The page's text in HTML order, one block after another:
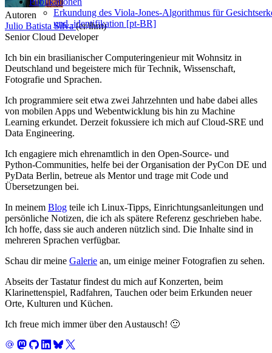
Erkundung des Viola-Jones-Algorithmus für
und -identifikation [pt-BR]
Autoren
Julio Batista Silva(er/ihm)
Senior Cloud Developer
Ich bin ein brasilianischer Computeringenieur mit Wohnsitz in
Deutschland und begeistere mich für Technik, Wissenschaft,
Fotografie und Sprachen.
Ich programmiere seit etwa zwei Jahrzehnten und habe dabei alles
von mobilen Apps und Webentwicklung bis hin zu Machine
Learning erkundet. Derzeit fokussiere ich mich auf Cloud‑SRE und
Data Engineering.
Ich engagiere mich ehrenamtlich in den Open‑Source- und
Python‑Communities, helfe bei der Organisation der PyCon DE und
PyData Berlin, betreue als Mentor und trage mit Code und
Übersetzungen bei.
In meinem Blog teile ich Linux‑Tipps, Einrichtungsanleitungen und
persönliche Notizen, die ich als spätere Referenz geschrieben habe.
Ich hoffe, dass sie auch anderen nützlich sind. Die Inhalte sind in
mehreren Sprachen verfügbar.
Schau dir meine Galerie an, um einige meiner Fotografien zu sehen.
Abseits der Tastatur findest du mich auf Konzerten, beim
Klarinettenspiel, Radfahren, Tauchen oder beim Erkunden neuer
Orte, Kulturen und Küchen.
Ich freue mich immer über den Austausch! 🙂